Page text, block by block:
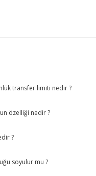
transfer limiti nedir ?
özelliği nedir ?
?
soyulur mu ?